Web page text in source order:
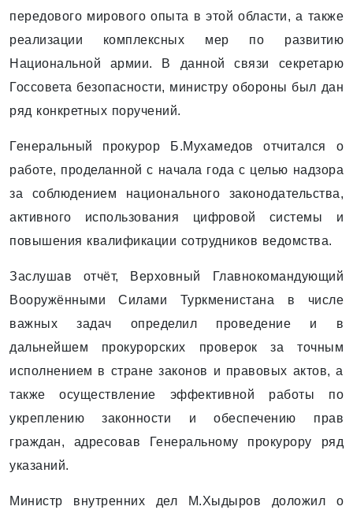
передового мирового опыта в этой области, а также
реализации комплексных мер по развитию
Национальной армии. В данной связи секретарю
Госсовета безопасности, министру обороны был дан
ряд конкретных поручений.
Генеральный прокурор Б.Мухамедов отчитался о
работе, проделанной с начала года с целью надзора
за соблюдением национального законодательства,
активного использования цифровой системы и
повышения квалификации сотрудников ведомства.
Заслушав отчёт, Верховный Главнокомандующий
Вооружёнными Силами Туркменистана в числе
важных задач определил проведение и в
дальнейшем прокурорских проверок за точным
исполнением в стране законов и правовых актов, а
также осуществление эффективной работы по
укреплению законности и обеспечению прав
граждан, адресовав Генеральному прокурору ряд
указаний.
Министр внутренних дел М.Хыдыров доложил о